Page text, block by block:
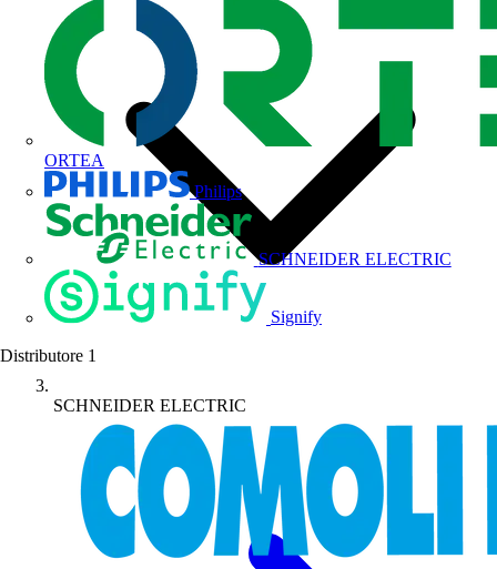
ORTEA
Philips
SCHNEIDER ELECTRIC
Signify
Distributore 1
SCHNEIDER ELECTRIC